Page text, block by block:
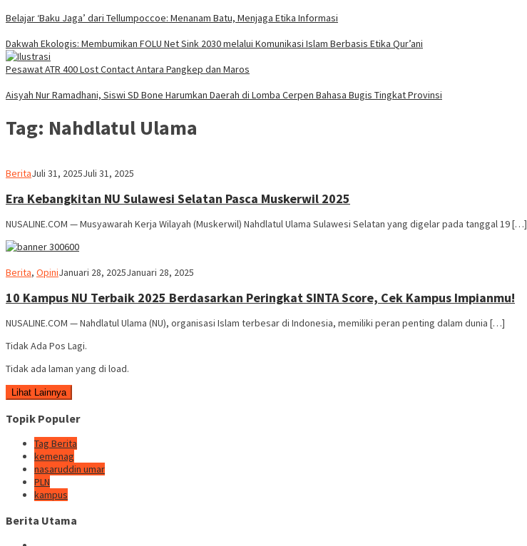
Belajar ‘Baku Jaga’ dari Tellumpoccoe: Menanam Batu, Menjaga Etika Informasi
Dakwah Ekologis: Membumikan FOLU Net Sink 2030 melalui Komunikasi Islam Berbasis Etika Qur’ani
Pesawat ATR 400 Lost Contact Antara Pangkep dan Maros
Aisyah Nur Ramadhani, Siswi SD Bone Harumkan Daerah di Lomba Cerpen Bahasa Bugis Tingkat Provinsi
Tag: Nahdlatul Ulama
BeritaUsman
Juli 31, 2025Juli 31, 2025
Era Kebangkitan NU Sulawesi Selatan Pasca Muskerwil 2025
NUSALINE.COM — Musyawarah Kerja Wilayah (Muskerwil) Nahdlatul Ulama Sulawesi Selatan yang digelar pada tanggal 19 […]
Berita, OpiniUsman
Januari 28, 2025Januari 28, 2025
10 Kampus NU Terbaik 2025 Berdasarkan Peringkat SINTA Score, Cek Kampus Impianmu!
NUSALINE.COM — Nahdlatul Ulama (NU), organisasi Islam terbesar di Indonesia, memiliki peran penting dalam dunia […]
Tidak Ada Pos Lagi.
Tidak ada laman yang di load.
Lihat Lainnya
Topik Populer
Tag Berita
kemenag
nasaruddin umar
PLN
kampus
Berita Utama